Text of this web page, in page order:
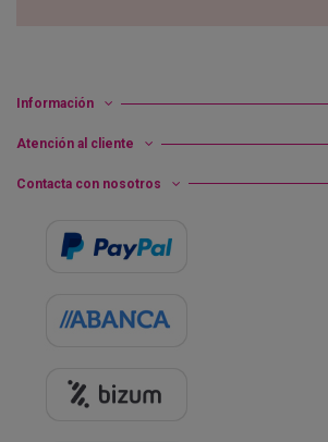
Información
Atención al cliente
Contacta con nosotros